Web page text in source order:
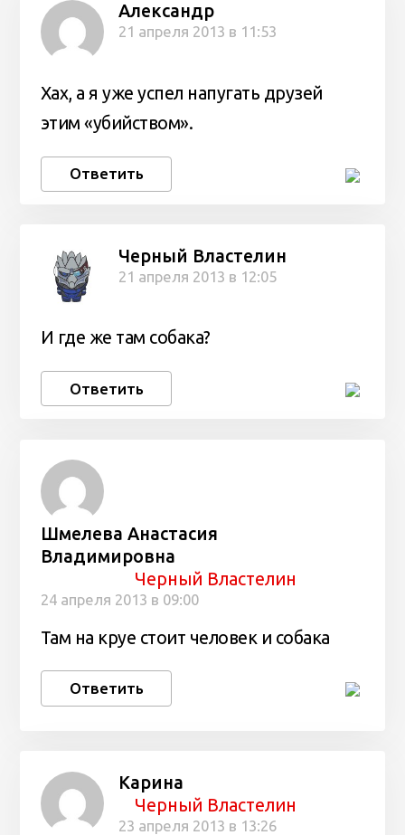
Александр
21 апреля 2013 в 11:53
Хах, а я уже успел напугать друзей
этим «убийством».
Ответить
Черный Властелин
21 апреля 2013 в 12:05
И где же там собака?
Ответить
Шмелева Анастасия
Владимировна
Черный Властелин
24 апреля 2013 в 09:00
Там на круе стоит человек и собака
Ответить
Карина
Черный Властелин
23 апреля 2013 в 13:26